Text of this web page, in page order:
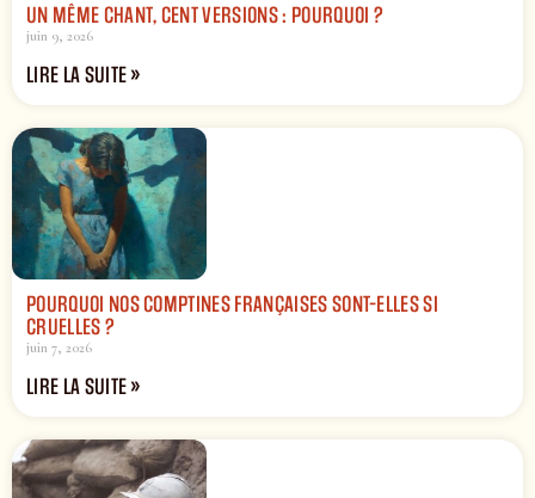
UN MÊME CHANT, CENT VERSIONS : POURQUOI ?
juin 9, 2026
LIRE LA SUITE »
POURQUOI NOS COMPTINES FRANÇAISES SONT-ELLES SI
CRUELLES ?
juin 7, 2026
LIRE LA SUITE »